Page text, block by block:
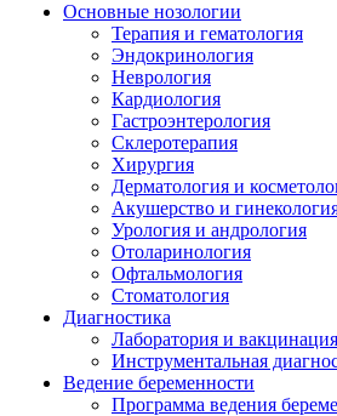
Основные нозологии
Терапия и гематология
Эндокринология
Неврология
Кардиология
Гастроэнтерология
Склеротерапия
Хирургия
Дерматология и
Акушерство и
Урология и андрология
Отоларинология
Офтальмология
Стоматология
Диагностика
Лаборатория и вакцинация
Инструментальная
Ведение беременности
Программа ведения